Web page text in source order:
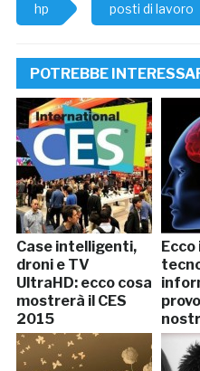
hp posti di lavoro
POTREBBE
Case intelligenti,
droni e TV
UltraHD: ecco cosa
mostrerà il CES
2015